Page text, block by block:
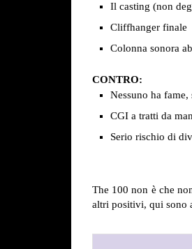
Il casting (non
Cliffhanger finale
Colonna sonora
CONTRO:
Nessuno ha
CGI a tratti da
Serio rischio di
The 100 non è che
altri positivi, qui sono